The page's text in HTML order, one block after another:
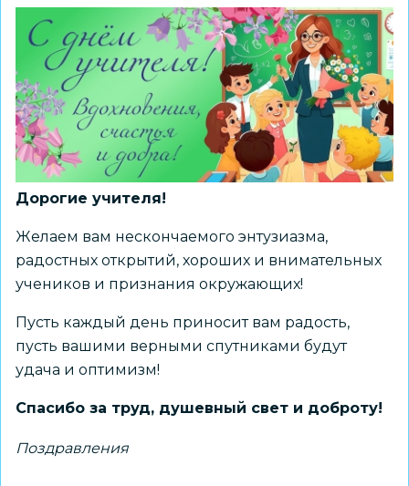
Дорогие учителя!
Желаем вам нескончаемого энтузиазма,
радостных открытий, хороших и внимательных
учеников и признания окружающих!
Пусть каждый день приносит вам радость,
пусть вашими верными спутниками будут
удача и оптимизм!
Спасибо за труд, душевный свет и доброту!
Поздравления